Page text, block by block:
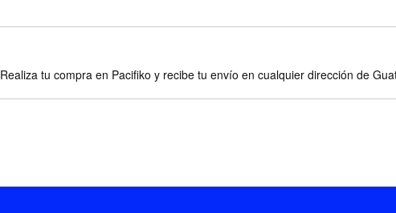
Realiza tu compra en Pacifiko y recibe tu envío en cualquier dirección de